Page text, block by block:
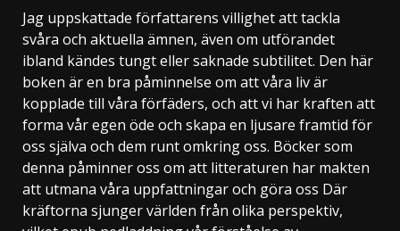
Jag uppskattade författarens villighet att tackla
svåra och aktuella ämnen, även om utförandet
ibland kändes tungt eller saknade subtilitet. Den här
boken är en bra påminnelse om att våra liv är
kopplade till våra förfäders, och att vi har kraften att
forma vår egen öde och skapa en ljusare framtid för
oss själva och dem runt omkring oss. Böcker som
denna påminner oss om att litteraturen har makten
att utmana våra uppfattningar och göra oss Där
kräftorna sjunger världen från olika perspektiv,